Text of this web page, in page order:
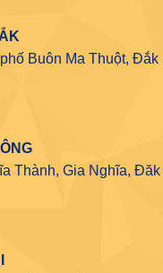
Buôn Ma Thuột, Đắk
Thành, Gia Nghĩa, Đăk